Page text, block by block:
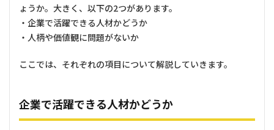
ょうか。大きく、以下の2つがあります。
・企業で活躍できる人材かどうか
・人柄や価値観に問題がないか
ここでは、それぞれの項目について解説していきます。
企業で活躍できる人材かどうか